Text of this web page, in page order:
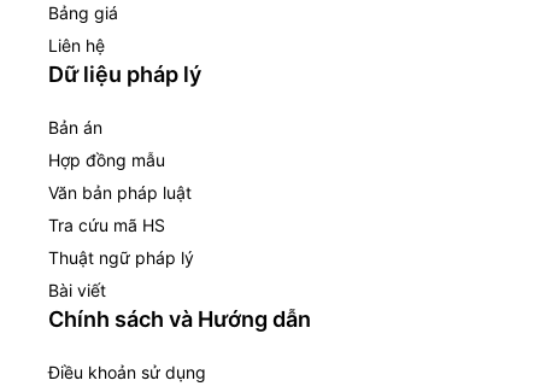
Bảng giá
Liên hệ
Dữ liệu pháp lý
Bản án
Hợp đồng mẫu
Văn bản pháp luật
Tra cứu mã HS
Thuật ngữ pháp lý
Bài viết
Chính sách và Hướng dẫn
Điều khoản sử dụng